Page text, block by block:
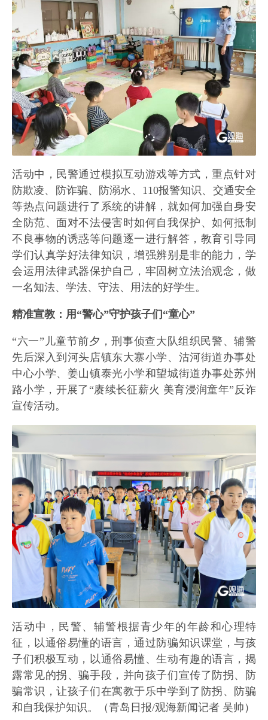
活动中，民警通过模拟互动游戏等方式，重点针对
防欺凌、防诈骗、防溺水、110报警知识、交通安全
等热点问题进行了系统的讲解，就如何加强自身安
全防范、面对不法侵害时如何自我保护、如何抵制
不良事物的诱惑等问题逐一进行解答，教育引导同
学们认真学好法律知识，增强辨别是非的能力，学
会运用法律武器保护自己，牢固树立法治观念，做
一名知法、学法、守法、用法的好学生。
精准宣教：用“警心”守护孩子们“童心”
“六一”儿童节前夕，刑事侦查大队组织民警、辅警
先后深入到河头店镇东大寨小学、沽河街道办事处
中心小学、姜山镇泰光小学和望城街道办事处苏州
路小学，开展了“赓续长征薪火 美育浸润童年”反诈
宣传活动。
活动中，民警、辅警根据青少年的年龄和心理特
征，以通俗易懂的语言，通过防骗知识课堂，与孩
子们积极互动，以通俗易懂、生动有趣的语言，揭
露常见的拐、骗手段，并向孩子们宣传了防拐、防
骗常识，让孩子们在寓教于乐中学到了防拐、防骗
和自我保护知识。（青岛日报/观海新闻记者 吴帅）